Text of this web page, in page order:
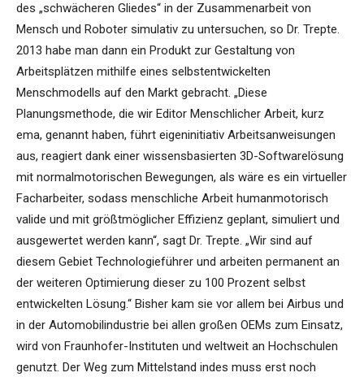
des „schwächeren Gliedes“ in der Zusammenarbeit von
Mensch und Roboter simulativ zu untersuchen, so Dr. Trepte.
2013 habe man dann ein Produkt zur Gestaltung von
Arbeitsplätzen mithilfe eines selbstentwickelten
Menschmodells auf den Markt gebracht. „Diese
Planungsmethode, die wir Editor Menschlicher Arbeit, kurz
ema, genannt haben, führt eigeninitiativ Arbeitsanweisungen
aus, reagiert dank einer wissensbasierten 3D-Softwarelösung
mit normalmotorischen Bewegungen, als wäre es ein virtueller
Facharbeiter, sodass menschliche Arbeit humanmotorisch
valide und mit größtmöglicher Effizienz geplant, simuliert und
ausgewertet werden kann“, sagt Dr. Trepte. „Wir sind auf
diesem Gebiet Technologieführer und arbeiten permanent an
der weiteren Optimierung dieser zu 100 Prozent selbst
entwickelten Lösung.“ Bisher kam sie vor allem bei Airbus und
in der Automobilindustrie bei allen großen OEMs zum Einsatz,
wird von Fraunhofer-Instituten und weltweit an Hochschulen
genutzt. Der Weg zum Mittelstand indes muss erst noch